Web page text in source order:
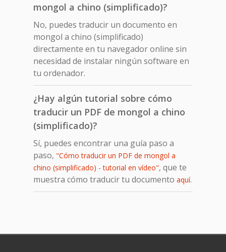
mongol a chino (simplificado)?
No, puedes traducir un documento en
mongol a chino (simplificado)
directamente en tu navegador online sin
necesidad de instalar ningún software en
tu ordenador.
¿Hay algún tutorial sobre cómo
traducir un PDF de mongol a chino
(simplificado)?
Sí, puedes encontrar una guía paso a
paso, "Cómo traducir un PDF de mongol a
chino (simplificado) - tutorial en vídeo", que te
muestra cómo traducir tu documento aquí.